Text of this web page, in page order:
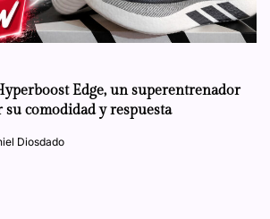
Edge, un superentrenador
comodidad y respuesta
Diosdado